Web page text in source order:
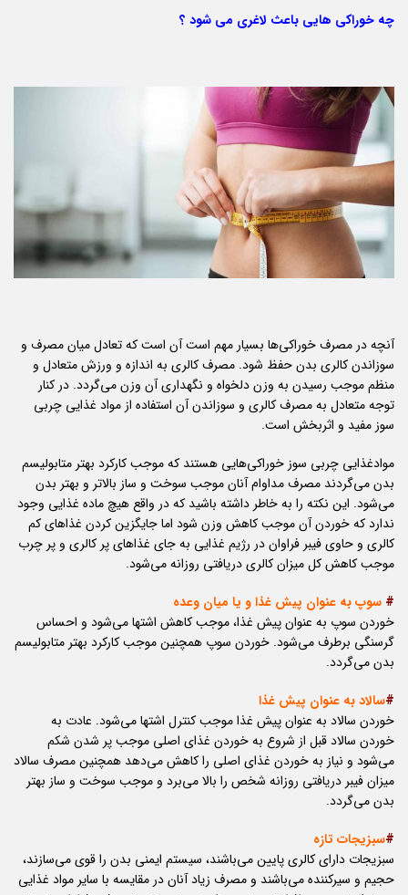
چه خوراکی هایی باعث لاغری می شود ؟
آنچه در مصرف خوراکی‌ها بسیار مهم است آن است که تعادل میان مصرف و
سوزاندن کالری بدن حفظ شود. مصرف کالری به اندازه و ورزش متعادل و
منظم موجب رسیدن به وزن دلخواه و نگهداری آن وزن می‌گردد. در کنار
توجه متعادل به مصرف کالری و سوزاندن آن استفاده از مواد غذایی چربی
سوز مفید و اثربخش است.
موادغذایی چربی سوز خوراکی‌هایی هستند که موجب کارکرد بهتر متابولیسم
بدن می‌گردند مصرف مداوام آنان موجب سوخت و ساز بالا‌تر و بهتر بدن
می‌شود. این نکته را به خاطر داشته باشید که در واقع هیچ ماده غذایی وجود
ندارد که خوردن آن موجب کاهش وزن شود اما جایگزین کردن غذاهای کم
کالری و حاوی فیبر فراوان در رژیم غذایی به جای غذاهای پر کالری و پر چرب
موجب کاهش کل میزان کالری دریافتی روزانه می‌شود.
# سوپ به عنوان پیش غذا و یا میان وعده
خوردن سوپ به عنوان پیش غذا، موجب کاهش اشتها می‌شود و احساس
گرسنگی برطرف می‌شود. خوردن سوپ همچنین موجب کارکرد بهتر متابولیسم
بدن می‌گردد.
#سالاد به عنوان پیش غذا
خوردن سالاد به عنوان پیش غذا موجب کنترل اشتها می‌شود. عادت به
خوردن سالاد قبل از شروع به خوردن غذای اصلی موجب پر شدن شکم
می‌شود و نیاز به خوردن غذای اصلی را کاهش می‌دهد همچنین مصرف سالاد
میزان فیبر دریافتی روزانه شخص را بالا می‌برد و موجب سوخت و ساز بهتر
بدن می‌گردد.
#سبزیجات تازه
سبزیجات دارای کالری پایین می‌باشند، سیستم ایمنی بدن را قوی می‌سازند،
حجیم و سیرکننده می‌باشند و مصرف زیاد آنان در مقایسه با سایر مواد غذایی